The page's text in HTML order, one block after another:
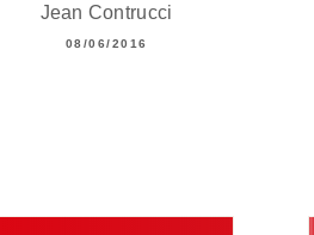
Jean Contrucci
08/06/2016